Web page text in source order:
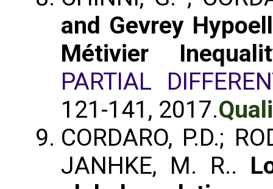
and Gevrey
Métivier
PARTIAL
121-141, 2017.
CORDARO, P.D.;
JANHKE, M. R..